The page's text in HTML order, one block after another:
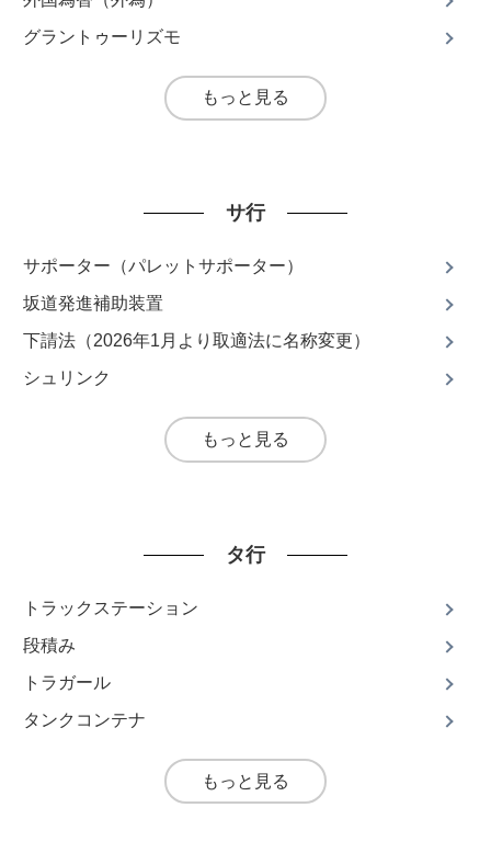
グラントゥーリズモ
もっと見る
サ行
サポーター（パレットサポーター）
坂道発進補助装置
下請法（2026年1月より取適法に名称変更）
シュリンク
もっと見る
タ行
トラックステーション
段積み
トラガール
タンクコンテナ
もっと見る